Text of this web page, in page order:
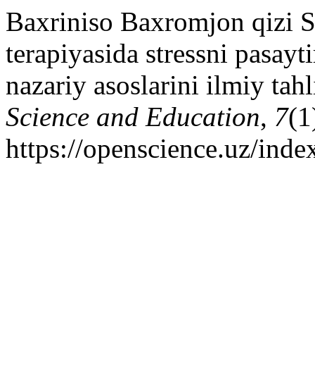
Baxriniso Baxromjon qizi
terapiyasida stressni
nazariy asoslarini ilmiy
Science and Education, 7
https://openscience.uz/